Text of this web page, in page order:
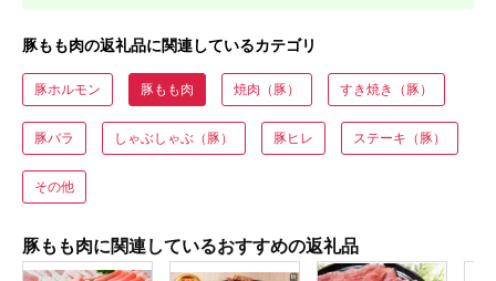
豚もも肉の返礼品に関連しているカテゴリ
豚ホルモン 豚もも肉 焼肉（豚） すき焼き（豚）
豚バラ しゃぶしゃぶ（豚） 豚ヒレ ステーキ（豚）
その他
豚もも肉に関連しているおすすめの返礼品